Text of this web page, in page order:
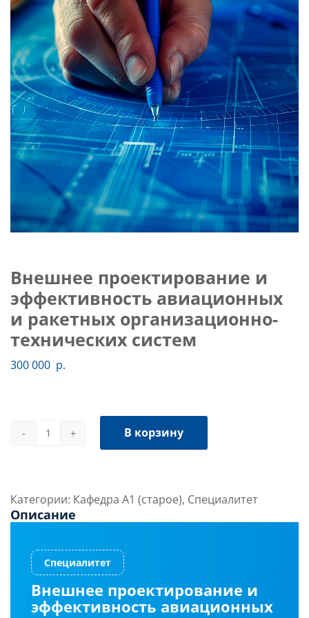
Слушателям
Партнерам
НИОКР
Внешнее проектирование и
эффективность авиационных
и ракетных организационно-
технических систем
300 000 р.
Количество
и
эффективность
и
ракетных
организационно-
технических
В корзину
Категории: Кафедра А1 (старое), Специалитет
Описание
Внешнее проектирование и
эффективность авиационных